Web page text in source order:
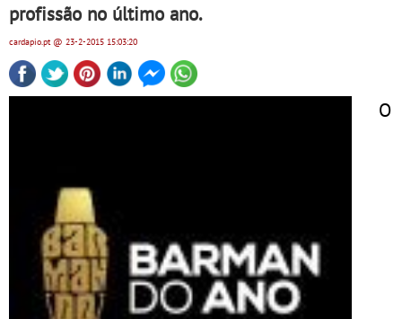
profissão no último ano.
cardapio.pt@ 23-2-2015 15:03:20
O